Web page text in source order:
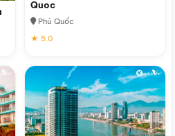
Quoc
Phú Quốc
★ 5.0